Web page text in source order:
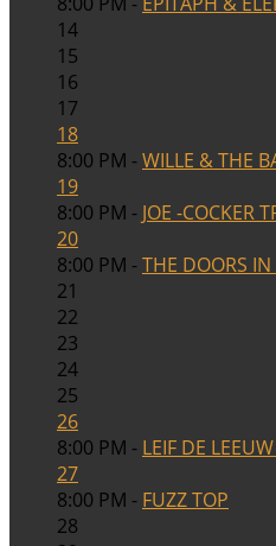
14
15
16
17
18
8:00 PM -WILLE & THE
19
8:00 PM - JOE -COCKER
20
8:00 PM -THE DOORS IN
21
22
23
24
25
26
8:00 PM - LEIF DE
27
8:00 PM - FUZZ TOP
28